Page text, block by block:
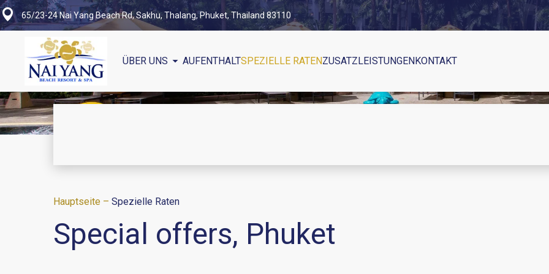
65/23-24 Nai Yang Beach Rd, Sakhu, Thalang, Phuket, Thailand 83110
ÜBER UNS AUFENTHALTSPEZIELLE RATENZUSATZLEISTUNGENKONTAKT
Hauptseite – Spezielle Raten
Special offers, Phuket